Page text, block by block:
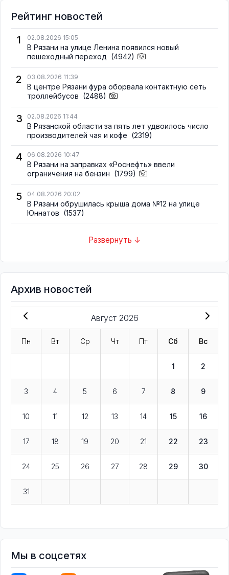
Рейтинг новостей
1
02.08.2026 15:05
В Рязани на улице Ленина появился новый
пешеходный переход (4942)
2 03.08.2026 11:39
В центре Рязани фура оборвала контактную сеть
троллейбусов (2488)
3 02.08.2026 11:44
В Рязанской области за пять лет удвоилось число
производителей чая и кофе (2319)
4 06.08.2026 10:47
В Рязани на заправках «Роснефть» ввели
ограничения на бензин (1799)
5 04.08.2026 20:02
В Рязани обрушилась крыша дома №12 на улице
Юннатов (1537)
Развернуть ↓
Архив новостей
Август 2026
Пн Вт Ср Чт Пт Сб Вс
1 2
3 4 5 6 7 8 9
10 11 12 13 14 15 16
17 18 19 20 21 22 23
24 25 26 27 28 29 30
31
Мы в соцсетях